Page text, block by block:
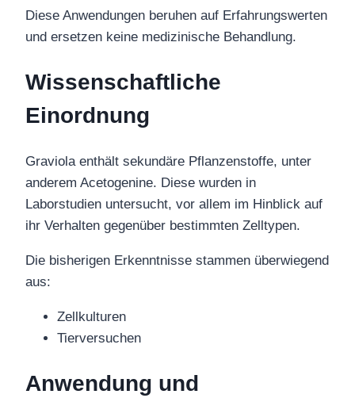
Diese Anwendungen beruhen auf Erfahrungswerten
und ersetzen keine medizinische Behandlung.
Wissenschaftliche
Einordnung
Graviola enthält sekundäre Pflanzenstoffe, unter
anderem Acetogenine. Diese wurden in
Laborstudien untersucht, vor allem im Hinblick auf
ihr Verhalten gegenüber bestimmten Zelltypen.
Die bisherigen Erkenntnisse stammen überwiegend
aus:
Zellkulturen
Tierversuchen
Anwendung und